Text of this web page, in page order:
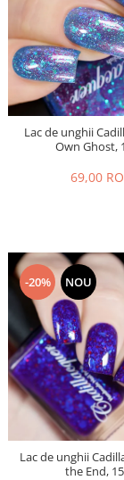
Lac de unghii
Own Ghost,
69,00
-20% NOU
Lac de unghii
the End,